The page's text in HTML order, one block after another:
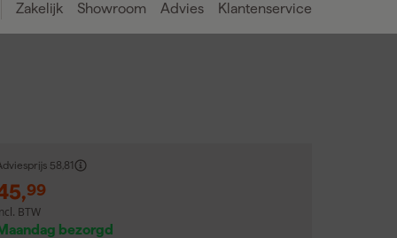
Zakelijk Showroom Advies Klantenservice
58,81
,99
BTW
bezorgd